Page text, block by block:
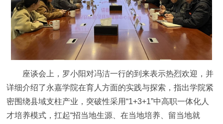
座谈会上，罗小阳对冯洁一行的到来表示热烈欢迎，并
详细介绍了永嘉学院在育人方面的实践与探索，指出学院紧
密围绕县域支柱产业，突破性采用“1+3+1”中高职一体化人
才培养模式，扛起“招当地生源、在当地培养、留当地就